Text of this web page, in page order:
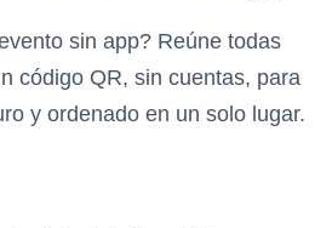
sin app? Reúne todas
código QR, sin cuentas, para
y ordenado en un solo lugar.